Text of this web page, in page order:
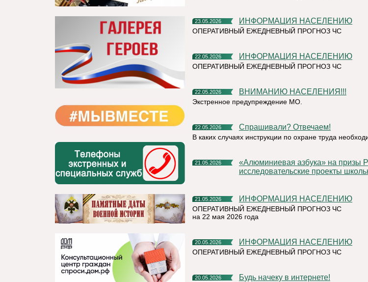
23.05.2026 ИНФОРМАЦИЯ НАСЕЛЕНИЮ
ОПЕРАТИВНЫЙ ЕЖЕДНЕВНЫЙ ПРОГНОЗ ЧС
22.05.2026 ИНФОРМАЦИЯ НАСЕЛЕНИЮ
ОПЕРАТИВНЫЙ ЕЖЕДНЕВНЫЙ ПРОГНОЗ ЧС
22.05.2026 ВНИМАНИЮ НАСЕЛЕНИЯ!!!
Экстренное предупреждение МО.
22.05.2026 Спрашивали? Отвечаем!
В каких случаях инструкции по охране труда
21.05.2026
«Алюминиевая азбука» на призы РУСАЛа выбрала лучшие
исследовательские проекты
21.05.2026 ИНФОРМАЦИЯ НАСЕЛЕНИЮ
ОПЕРАТИВНЫЙ ЕЖЕДНЕВНЫЙ ПРОГНОЗ ЧС
на 22 мая 2026 года
20.05.2026 ИНФОРМАЦИЯ НАСЕЛЕНИЮ
ОПЕРАТИВНЫЙ ЕЖЕДНЕВНЫЙ ПРОГНОЗ ЧС
20.05.2026 Будь начеку в интернете!